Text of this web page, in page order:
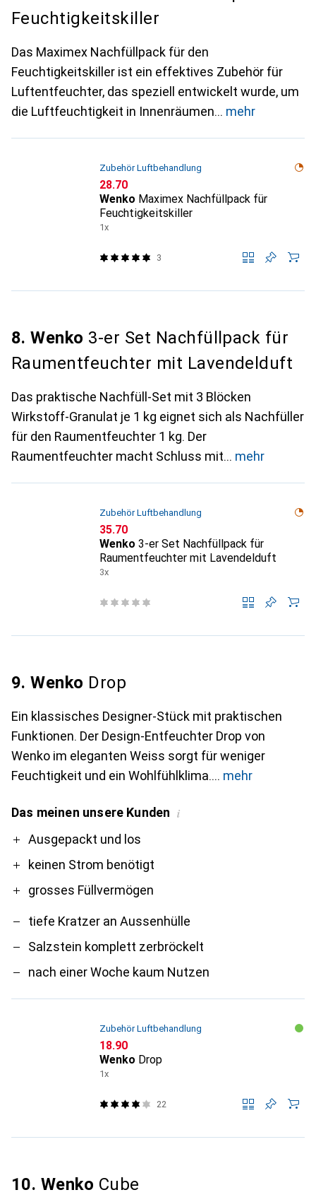
Feuchtigkeitskiller
Das Maximex Nachfüllpack für den
Feuchtigkeitskiller ist ein effektives Zubehör für
Luftentfeuchter, das speziell entwickelt wurde, um
die Luftfeuchtigkeit in Innenräumen
mehr
Zubehör Luftbehandlung
CHF
28.70
Wenko Maximex Nachfüllpack für
Feuchtigkeitskiller
1x
3
8. Wenko 3-er Set Nachfüllpack für
Raumentfeuchter mit Lavendelduft
Das praktische Nachfüll-Set mit 3 Blöcken
Wirkstoff-Granulat je 1 kg eignet sich als Nachfüller
für den Raumentfeuchter 1 kg. Der
Raumentfeuchter macht Schluss mit
mehr
Zubehör Luftbehandlung
CHF
35.70
Wenko 3-er Set Nachfüllpack für
Raumentfeuchter mit Lavendelduft
3x
9. Wenko Drop
Ein klassisches Designer-Stück mit praktischen
Funktionen. Der Design-Entfeuchter Drop von
Wenko im eleganten Weiss sorgt für weniger
Feuchtigkeit und ein Wohlfühlklima.
mehr
Das meinen unsere Kunden i
ProAusgepackt und los
keinen Strom benötigt
grosses Füllvermögen
Contra
tiefe Kratzer an Aussenhülle
Salzstein komplett zerbröckelt
nach einer Woche kaum Nutzen
Zubehör Luftbehandlung
CHF
18.90
Wenko Drop
1x
22
10. Wenko Cube